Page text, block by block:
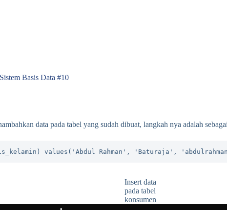
Basis Data #10
data pada tabel yang sudah dibuat, langkah nya adalah
values('Abdul Rahman', 'Baturaja',
Insert data
pada tabel
konsumen